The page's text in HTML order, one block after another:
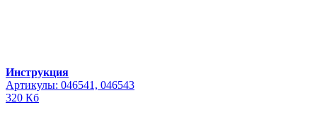
Инструкция
Артикулы: 046541, 046543
320 Кб